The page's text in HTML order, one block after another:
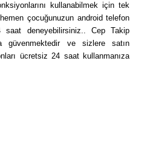
kullanabilmek için tek
çocuğunuzun android telefon
deneyebilirsiniz.. Cep Takip
güvenmektedir ve sizlere satın
ücretsiz 24 saat kullanmanıza